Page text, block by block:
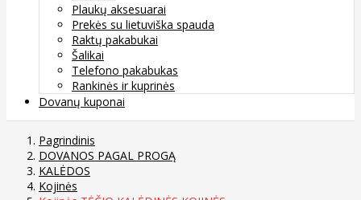
Plaukų aksesuarai
Prekės su lietuviška spauda
Raktų pakabukai
Šalikai
Telefono pakabukas
Rankinės ir kuprinės
Dovanų kuponai
Pagrindinis
DOVANOS PAGAL PROGĄ
KALĖDOS
Kojinės